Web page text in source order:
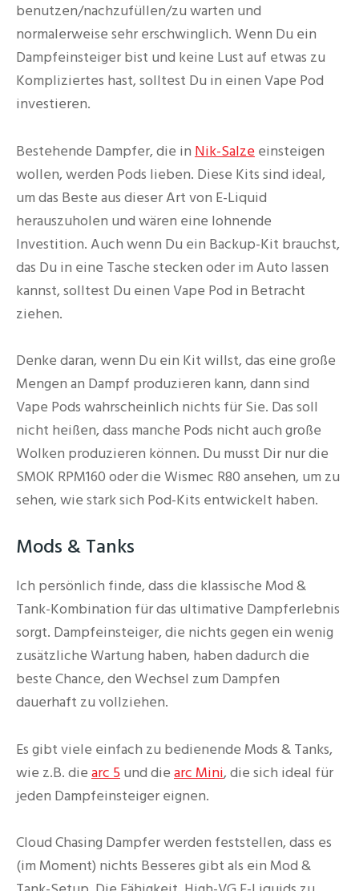
benutzen/nachzufüllen/zu warten und
normalerweise sehr erschwinglich. Wenn Du ein
Dampfeinsteiger bist und keine Lust auf etwas zu
Kompliziertes hast, solltest Du in einen Vape Pod
investieren.
Bestehende Dampfer, die in Nik-Salze einsteigen
wollen, werden Pods lieben. Diese Kits sind ideal,
um das Beste aus dieser Art von E-Liquid
herauszuholen und wären eine lohnende
Investition. Auch wenn Du ein Backup-Kit brauchst,
das Du in eine Tasche stecken oder im Auto lassen
kannst, solltest Du einen Vape Pod in Betracht
ziehen.
Denke daran, wenn Du ein Kit willst, das eine große
Mengen an Dampf produzieren kann, dann sind
Vape Pods wahrscheinlich nichts für Sie. Das soll
nicht heißen, dass manche Pods nicht auch große
Wolken produzieren können. Du musst Dir nur die
SMOK RPM160 oder die Wismec R80 ansehen, um zu
sehen, wie stark sich Pod-Kits entwickelt haben.
Mods & Tanks
Ich persönlich finde, dass die klassische Mod &
Tank-Kombination für das ultimative Dampferlebnis
sorgt. Dampfeinsteiger, die nichts gegen ein wenig
zusätzliche Wartung haben, haben dadurch die
beste Chance, den Wechsel zum Dampfen
dauerhaft zu vollziehen.
Es gibt viele einfach zu bedienende Mods & Tanks,
wie z.B. die arc 5 und die arc Mini, die sich ideal für
jeden Dampfeinsteiger eignen.
Cloud Chasing Dampfer werden feststellen, dass es
(im Moment) nichts Besseres gibt als ein Mod &